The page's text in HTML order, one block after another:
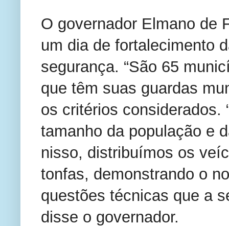
O governador Elmano de
um dia de fortalecimento
segurança. “São 65
que têm suas guardas
os critérios considerados.
tamanho da população e
nisso, distribuímos os
tonfas, demonstrando o
questões técnicas que a
disse o governador.